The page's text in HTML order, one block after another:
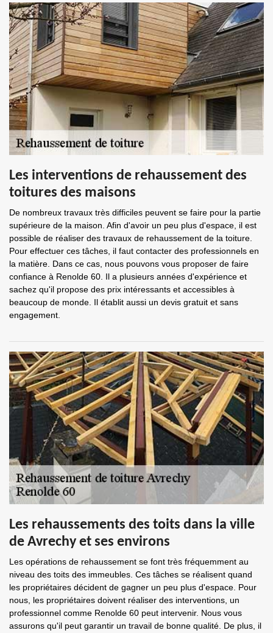
Les interventions de rehaussement des
toitures des maisons
De nombreux travaux très difficiles peuvent se faire pour la partie
supérieure de la maison. Afin d'avoir un peu plus d'espace, il est
possible de réaliser des travaux de rehaussement de la toiture.
Pour effectuer ces tâches, il faut contacter des professionnels en
la matière. Dans ce cas, nous pouvons vous proposer de faire
confiance à Renolde 60. Il a plusieurs années d'expérience et
sachez qu'il propose des prix intéressants et accessibles à
beaucoup de monde. Il établit aussi un devis gratuit et sans
engagement.
Les rehaussements des toits dans la ville
de Avrechy et ses environs
Les opérations de rehaussement se font très fréquemment au
niveau des toits des immeubles. Ces tâches se réalisent quand
les propriétaires décident de gagner un peu plus d'espace. Pour
nous, les propriétaires doivent réaliser des interventions, un
professionnel comme Renolde 60 peut intervenir. Nous vous
assurons qu'il peut garantir un travail de bonne qualité. De plus, il